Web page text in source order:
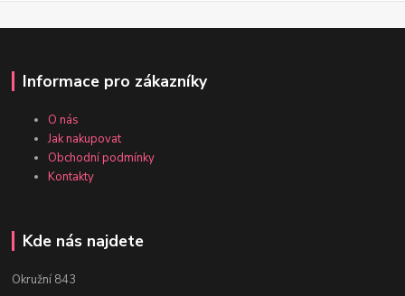
Informace pro zákazníky
O nás
Jak nakupovat
Obchodní podmínky
Kontakty
Kde nás najdete
Okružní 843